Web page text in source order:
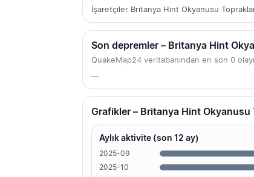
İşaretçiler Britanya Hint Okyanusu
Son depremler – Britanya Hint
QuakeMap24 veritabanından en son 0
—
Grafikler – Britanya Hint Okyanusu
Aylık aktivite (son 12 ay)
2025-09
2025-10